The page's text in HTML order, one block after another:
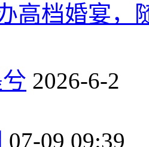
高档婚宴，
2026-6-2
07-09 09:39